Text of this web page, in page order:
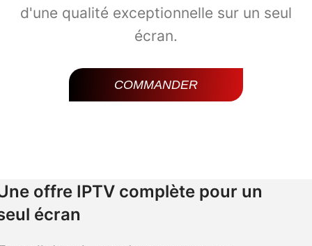
d'une qualité exceptionnelle sur un seul
écran.
COMMANDER
offre IPTV complète pour un
écran